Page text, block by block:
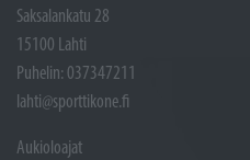
Saksalankatu 28
15100 Lahti
Puhelin: 037347211
lahti@sporttikone.fi
Aukioloajat